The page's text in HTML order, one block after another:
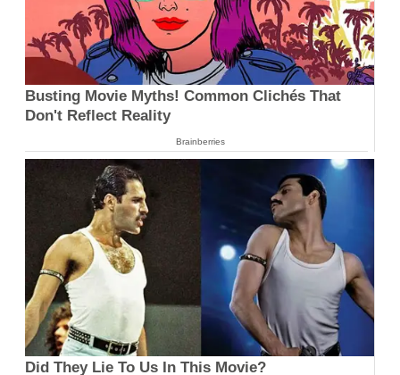
Busting Movie Myths! Common Clichés That
Don't Reflect Reality
Brainberries
Did They Lie To Us In This Movie?